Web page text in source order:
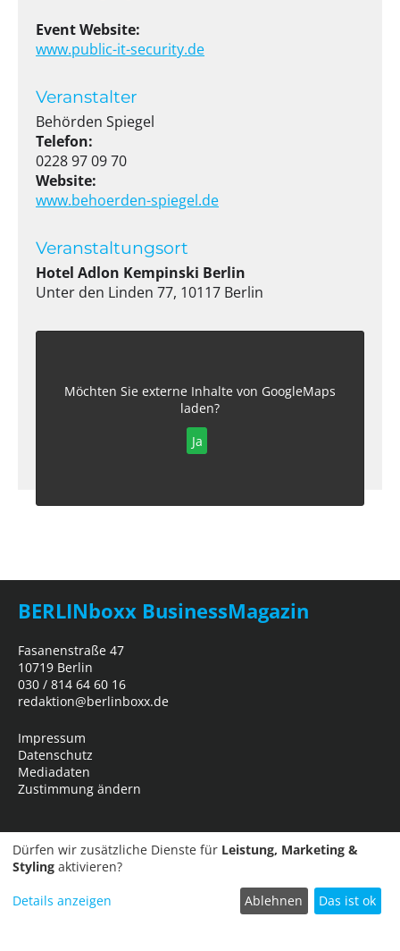
Event Website:
www.public-it-security.de
Veranstalter
Behörden Spiegel
Telefon:
0228 97 09 70
Website:
www.behoerden-spiegel.de
Veranstaltungsort
Hotel Adlon Kempinski Berlin
Unter den Linden 77, 10117 Berlin
Möchten Sie externe Inhalte von GoogleMaps
laden?
Ja
BERLINboxx BusinessMagazin
Fasanenstraße 47
10719 Berlin
030 / 814 64 60 16
redaktion@berlinboxx.de
Impressum
Datenschutz
Mediadaten
Zustimmung ändern
Dürfen wir zusätzliche Dienste für Leistung, Marketing &
Styling aktivieren?
Details anzeigen Ablehnen Das ist ok